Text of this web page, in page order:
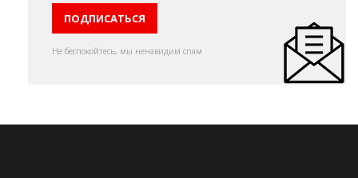
Не беспокойтесь, мы ненавидим спам